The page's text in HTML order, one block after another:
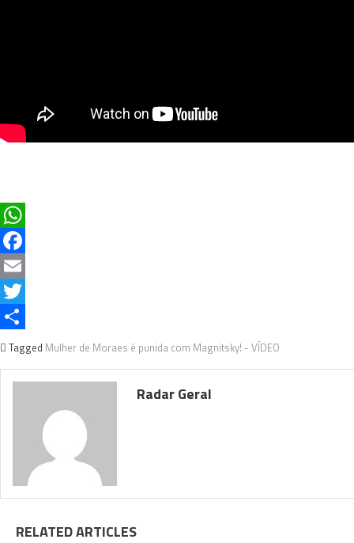
WhatsApp
Facebook
Email
Twitter
Share
Tagged Mulher de Moraes é punida com Magnitsky! - VÍDEO
Radar Geral
RELATED ARTICLES